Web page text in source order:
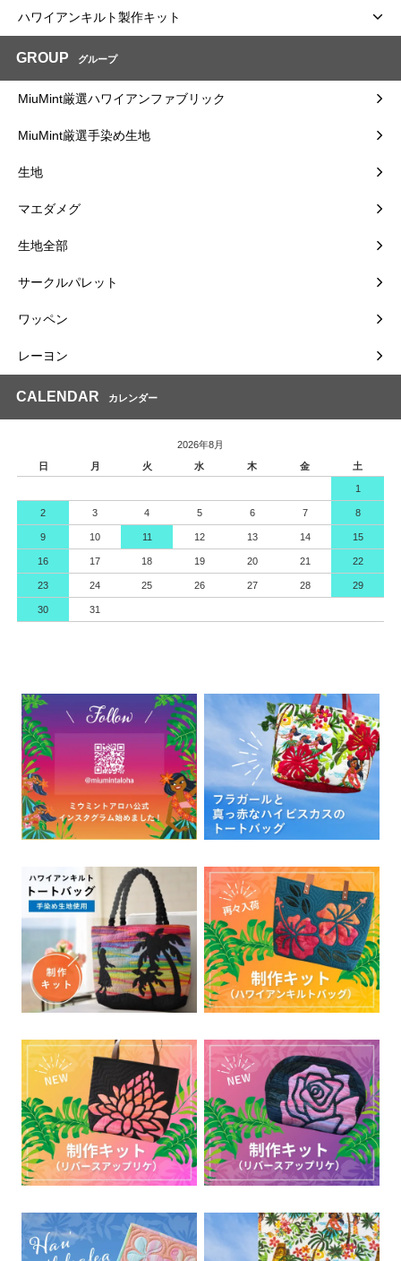
ハワイアンキルト製作キット
GROUP グループ
MiuMint厳選ハワイアンファブリック
MiuMint厳選手染め生地
生地
マエダメグ
生地全部
サークルパレット
ワッペン
レーヨン
CALENDAR カレンダー
2026年8月
日
月 火 水 木 金 土
1
2 3 4 5 6 7 8
9 10 11 12 13 14 15
16 17 18 19 20 21 22
23 24 25 26 27 28 29
30 31